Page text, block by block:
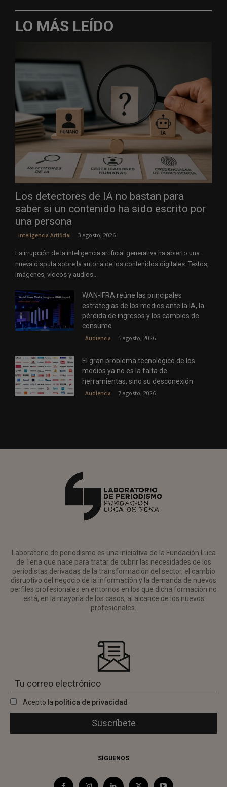
LO MÁS LEÍDO
Los detectores de IA no bastan para
saber si un contenido ha sido escrito por
una persona
Inteligencia Artificial 3 agosto, 2026
La irrupción de la inteligencia artificial generativa ha abierto una
nueva disputa sobre la autoría de los contenidos digitales. Textos,
imágenes, vídeos y audios...
WAN-IFRA reúne las principales
estrategias de los medios ante la IA, la
pérdida de ingresos y los cambios de
consumo
Audiencia 5 agosto, 2026
El gran problema tecnológico de los
medios ya no es la falta de
herramientas, sino su desconexión
Audiencia 7 agosto, 2026
Laboratorio de periodismo es una iniciativa de la Fundación Luca
de Tena que nace para tratar de cubrir las necesidades de los
periodistas derivadas de la transformación del sector, el cambio
disruptivo del negocio de la información y la demanda de nuevos
perfiles profesionales en entornos en los que dicha formación no
está, en la mayoría de los casos, al alcance de los nuevos
profesionales.
Acepto la política de privacidad
SÍGUENOS